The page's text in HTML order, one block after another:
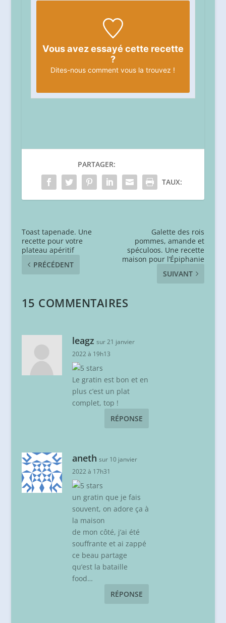
Vous avez essayé cette recette
?
Dites-nous comment vous la trouvez !
PARTAGER:
TAUX:
Toast tapenade. Une
recette pour votre
plateau apéritif
PRÉCÉDENT
Galette des rois
pommes, amande et
spéculoos. Une recette
maison pour l’Épiphanie
SUIVANT
15 COMMENTAIRES
leagz sur 21 janvier
2022 à 19h13
Le gratin est bon et en
plus c’est un plat
complet, top !
RÉPONSE
aneth sur 10 janvier
2022 à 17h31
un gratin que je fais
souvent, on adore ça à
la maison
de mon côté, j’ai été
souffrante et ai zappé
ce beau partage
qu’est la bataille
food…
RÉPONSE